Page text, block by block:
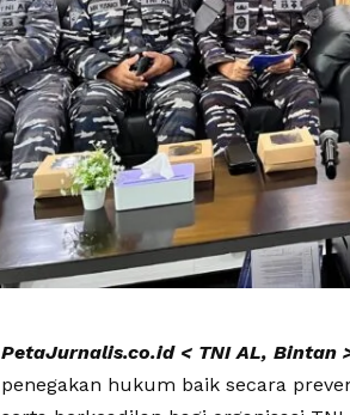
PetaJurnalis.co.id < TNI AL, Bintan
penegakan hukum baik secara